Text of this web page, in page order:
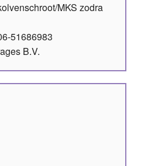
MKS zodra
51686983
B.V.